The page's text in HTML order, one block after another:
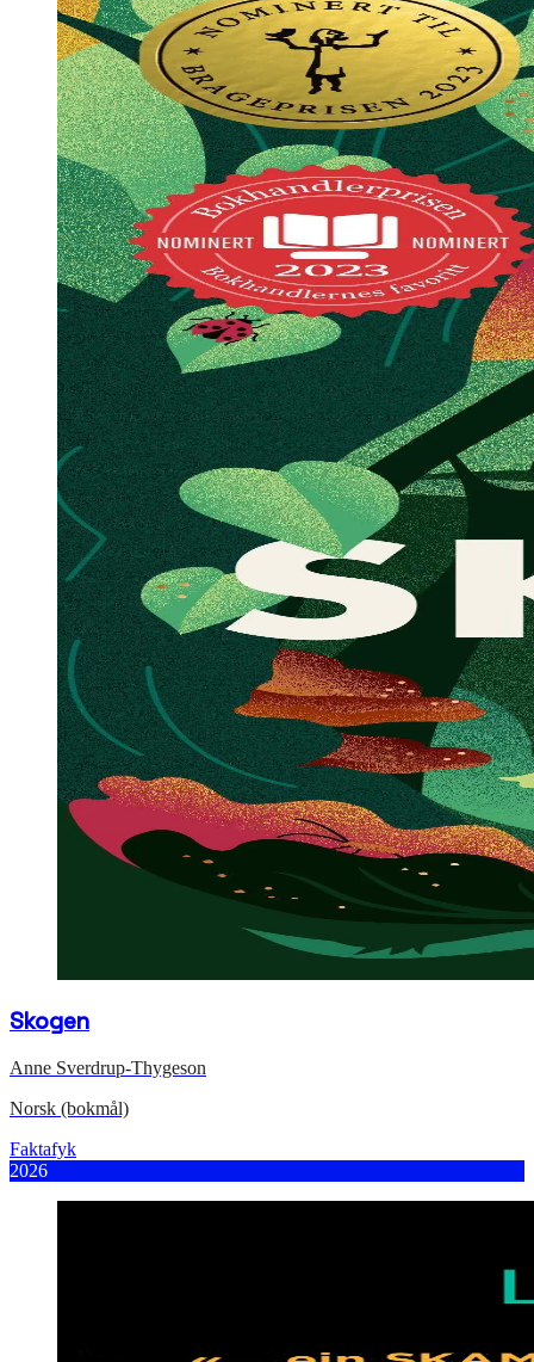
Skogen
Anne Sverdrup-Thygeson
Norsk (bokmål)
Faktafyk
2026